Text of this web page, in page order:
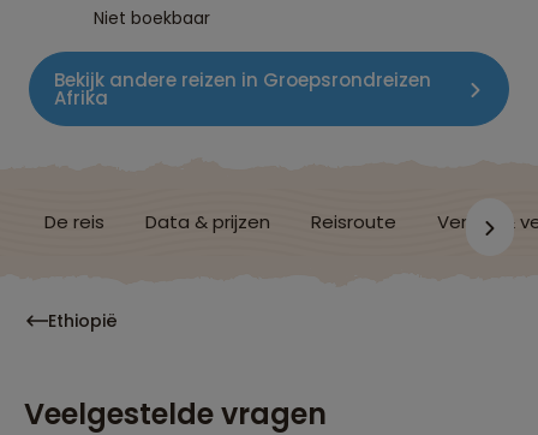
Niet boekbaar
Bekijk andere reizen in Groepsrondreizen
Afrika
De reis Data & prijzen Reisroute Verblijf &
Ethiopië
Veelgestelde vragen